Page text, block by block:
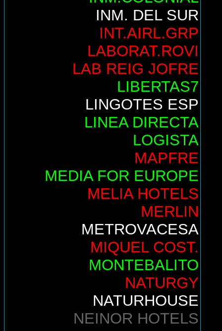
INM. DEL SUR
INT.AIRL.GRP
LABORAT.ROVI
LAB REIG JOFRE
LIBERTAS7
LINGOTES ESP
LINEA DIRECTA
LOGISTA
MAPFRE
MEDIA FOR EUROPE
MELIA HOTELS
MERLIN
METROVACESA
MIQUEL COST.
MONTEBALITO
NATURGY
NATURHOUSE
NEINOR HOTELS